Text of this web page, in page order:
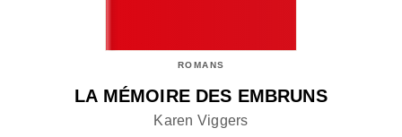
ROMANS
LA MÉMOIRE DES EMBRUNS
Karen Viggers